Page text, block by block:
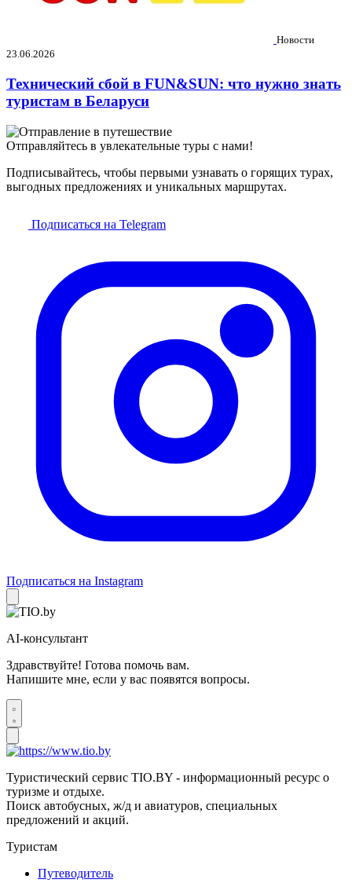
Новости
23.06.2026
Технический сбой в FUN&SUN: что нужно знать
туристам в Беларуси
Отправляйтесь в увлекательные туры с нами!
Подписывайтесь, чтобы первыми узнавать о горящих турах,
выгодных предложениях и уникальных маршрутах.
Подписаться на Telegram
Подписаться на Instagram
AI-консультант
Здравствуйте! Готова помочь вам.
Напишите мне, если у вас появятся вопросы.
Туристический сервис TIO.BY - информационный ресурс о
туризме и отдыхе.
Поиск автобусных, ж/д и авиатуров, специальных
предложений и акций.
Туристам
Путеводитель